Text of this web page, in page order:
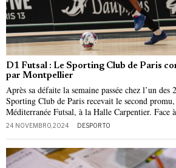
D1 Futsal : Le Sporting Club de Paris
par Montpellier
Après sa défaite la semaine passée chez l’un
Sporting Club de Paris recevait le second
Méditerranée Futsal, à la Halle Carpentier. Face
24 NOVEMBRO, 2024 DESPORTO